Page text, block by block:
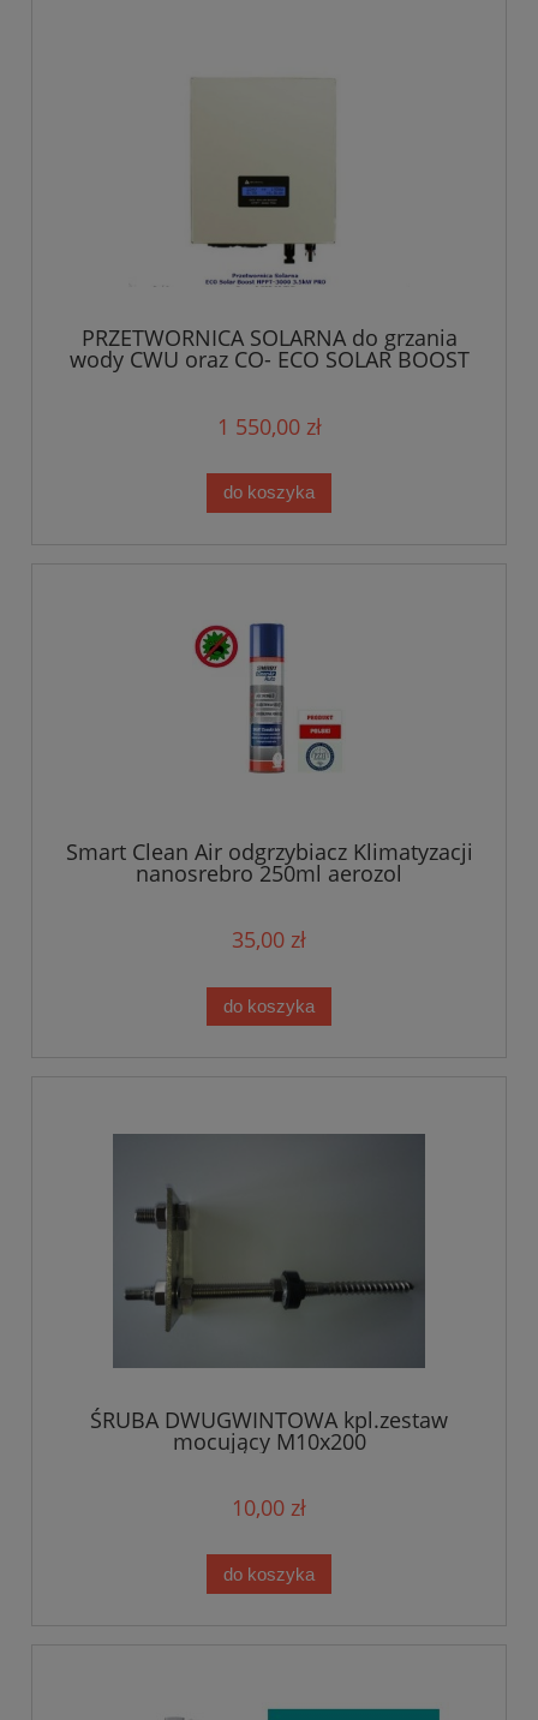
PRZETWORNICA SOLARNA do grzania
wody CWU oraz CO- ECO SOLAR BOOST
3000W PRO MPPT-wyświetlacz
1 550,00 zł
do koszyka
Smart Clean Air odgrzybiacz Klimatyzacji
nanosrebro 250ml aerozol
35,00 zł
do koszyka
ŚRUBA DWUGWINTOWA kpl.zestaw
mocujący M10x200
10,00 zł
do koszyka